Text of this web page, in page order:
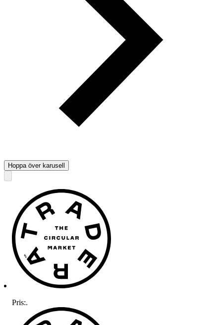
Hoppa över karusell
Pris:.